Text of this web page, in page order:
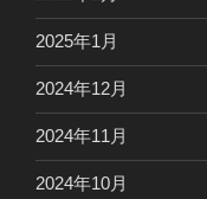
2025年1月
2024年12月
2024年11月
2024年10月